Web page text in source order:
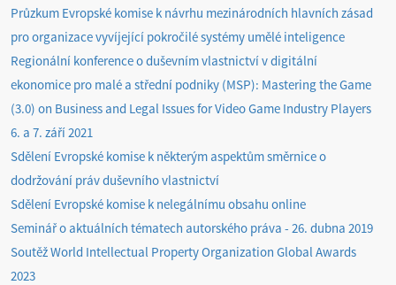
Průzkum Evropské komise k návrhu mezinárodních hlavních zásad
pro organizace vyvíjející pokročilé systémy umělé inteligence
Regionální konference o duševním vlastnictví v digitální
ekonomice pro malé a střední podniky (MSP): Mastering the Game
(3.0) on Business and Legal Issues for Video Game Industry Players
6. a 7. září 2021
Sdělení Evropské komise k některým aspektům směrnice o
dodržování práv duševního vlastnictví
Sdělení Evropské komise k nelegálnímu obsahu online
Seminář o aktuálních tématech autorského práva - 26. dubna 2019
Soutěž World Intellectual Property Organization Global Awards
2023